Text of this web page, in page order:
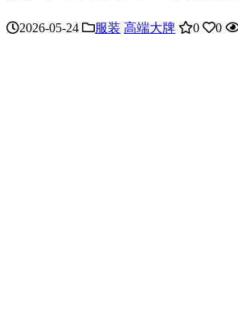
2026-05-24 服装 高端大牌 0 0